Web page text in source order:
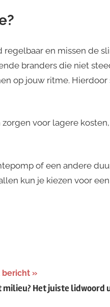
regelbaar en missen de
branders die niet
op jouw ritme. Hierdoor
voor lagere
of een andere
kun je kiezen voor een
bericht
milieu? Het juiste lidwoord